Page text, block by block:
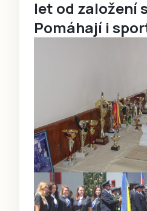
let od založení
Pomáhají i